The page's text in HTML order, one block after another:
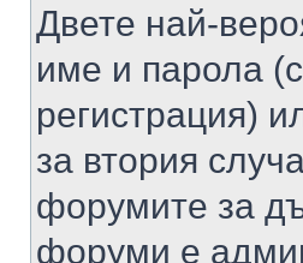
Двете най-
име и парола
регистрация)
за втория
форумите за
форуми е